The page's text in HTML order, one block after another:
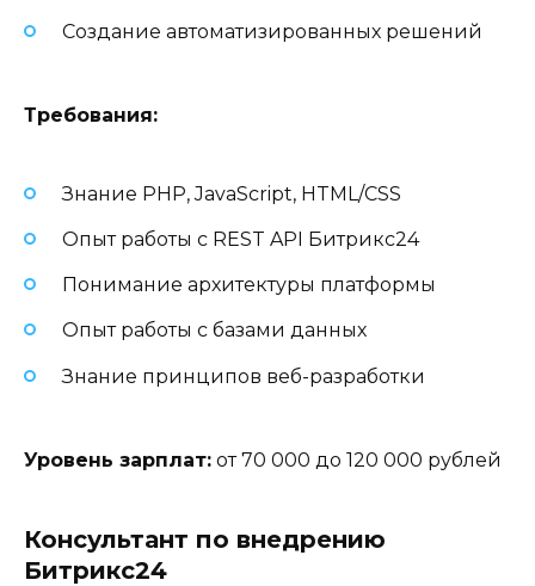
Создание автоматизированных решений
Требования:
Знание PHP, JavaScript, HTML/CSS
Опыт работы с REST API Битрикс24
Понимание архитектуры платформы
Опыт работы с базами данных
Знание принципов веб-разработки
Уровень зарплат: от 70 000 до 120 000 рублей
Консультант по внедрению
Битрикс24